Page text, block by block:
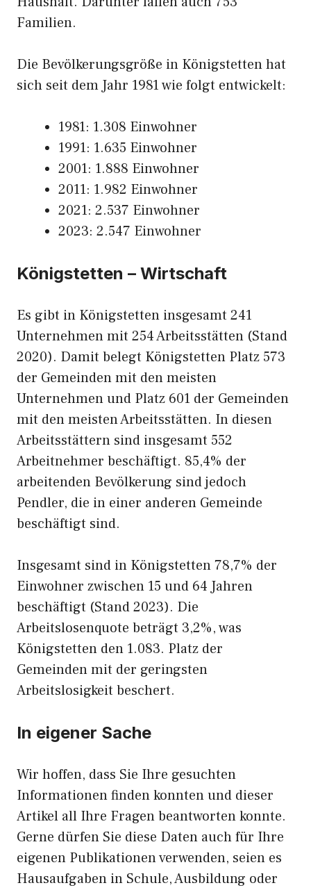
Familien.
Die Bevölkerungsgröße in Königstetten hat
sich seit dem Jahr 1981 wie folgt entwickelt:
1981: 1.308 Einwohner
1991: 1.635 Einwohner
2001: 1.888 Einwohner
2011: 1.982 Einwohner
2021: 2.537 Einwohner
2023: 2.547 Einwohner
Königstetten – Wirtschaft
Es gibt in Königstetten insgesamt 241
Unternehmen mit 254 Arbeitsstätten (Stand
2020). Damit belegt Königstetten Platz 573
der Gemeinden mit den meisten
Unternehmen und Platz 601 der Gemeinden
mit den meisten Arbeitsstätten. In diesen
Arbeitsstättern sind insgesamt 552
Arbeitnehmer beschäftigt. 85,4% der
arbeitenden Bevölkerung sind jedoch
Pendler, die in einer anderen Gemeinde
beschäftigt sind.
Insgesamt sind in Königstetten 78,7% der
Einwohner zwischen 15 und 64 Jahren
beschäftigt (Stand 2023). Die
Arbeitslosenquote beträgt 3,2%, was
Königstetten den 1.083. Platz der
Gemeinden mit der geringsten
Arbeitslosigkeit beschert.
In eigener Sache
Wir hoffen, dass Sie Ihre gesuchten
Informationen finden konnten und dieser
Artikel all Ihre Fragen beantworten konnte.
Gerne dürfen Sie diese Daten auch für Ihre
eigenen Publikationen verwenden, seien es
Hausaufgaben in Schule, Ausbildung oder